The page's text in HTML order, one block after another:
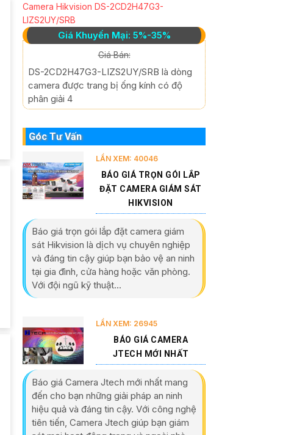
Camera Hikvision DS-2CD2H47G3-
LIZS2UY/SRB
Giá Khuyến Mại: 5%-35%
Giá Bán:
DS-2CD2H47G3-LIZS2UY/SRB là dòng
camera được trang bị ống kính có độ
phân giải 4
Góc Tư Vấn
LẦN XEM: 40046
BÁO GIÁ TRỌN GÓI LẮP
ĐẶT CAMERA GIÁM SÁT
HIKVISION
Báo giá trọn gói lắp đặt camera giám
sát Hikvision là dịch vụ chuyên nghiệp
và đáng tin cậy giúp bạn bảo vệ an ninh
tại gia đình, cửa hàng hoặc văn phòng.
Với đội ngũ kỹ thuật...
LẦN XEM: 26945
BÁO GIÁ CAMERA
JTECH MỚI NHẤT
Báo giá Camera Jtech mới nhất mang
đến cho bạn những giải pháp an ninh
hiệu quả và đáng tin cậy. Với công nghệ
tiên tiến, Camera Jtech giúp bạn giám